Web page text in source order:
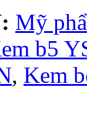
Mỹ
b5
, Kem